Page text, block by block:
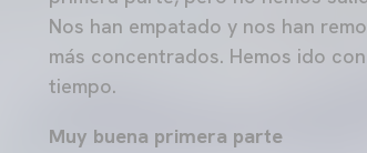
Nos han empatado y nos han
más concentrados. Hemos ido
tiempo.
Muy buena primera parte